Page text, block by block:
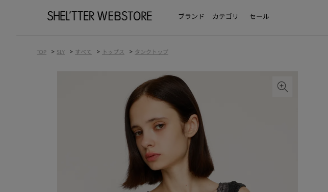
ブランド カテゴリ セール
TOP > SLY > すべて > トップス > タンクトップ